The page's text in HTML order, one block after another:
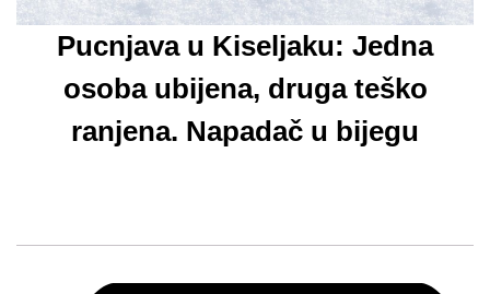
Pucnjava u Kiseljaku: Jedna
osoba ubijena, druga teško
ranjena. Napadač u bijegu